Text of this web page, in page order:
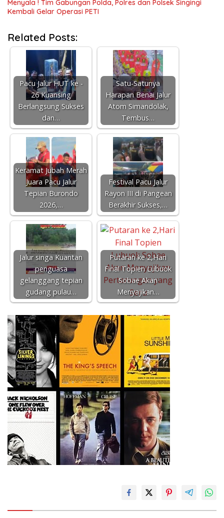
Menyala ! Tim Gabungan Polda, Polres dan Polsek Singingi
Kembali Gelar Operasi PETI
Related Posts:
Pacu Jalur HUT ke -
26 Kuansing
Berlangsung Sukses
dan…
Satu-Satunya
Harapan Benai Jalur
Atom Simandolak,
Tembus…
Keramat Jubah Merah
Juara Pacu Jalur
Tepian Burondo
2026,…
Festival Pacu Jalur
Rayon III di Pangean
Berakhir Sukses,…
Jalur singa Kuantan
penguasa
gelanggang tepian
gudang pulau…
Putaran ke 2,Hari
Final Topien Lubuok
Sobae Akan
Menyajikan…